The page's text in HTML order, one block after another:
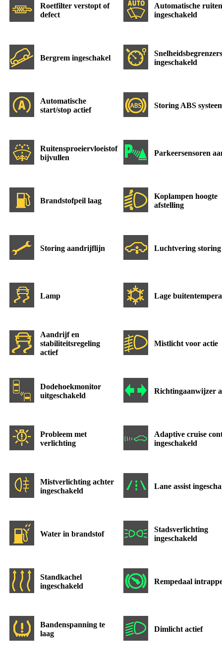
Roetfilter verstopt of
defect
Automatische
ingeschakeld
Bergrem ingeschakel
ingeschakeld
Automatische
start/stop actief
Storing ABS
Ruitensproeiervloeistof
bijvullen
Parkeersensoren
Brandstofpeil laag
Koplampen hoogte
afstelling
Storing aandrijflijn Luchtvering storing
Lamp Lage
Aandrijf en
stabiliteitsregeling
actief
Mistlicht voor actie
Dodehoekmonitor
uitgeschakeld
Richtingaanwijzer
Probleem met
verlichting
Adaptive cruise
ingeschakeld
Mistverlichting achter
ingeschakeld
Lane assist
Water in brandstof
Stadsverlichting
ingeschakeld
Standkachel
ingeschakeld
Rempedaal
Bandenspanning te
laag
Dimlicht actief